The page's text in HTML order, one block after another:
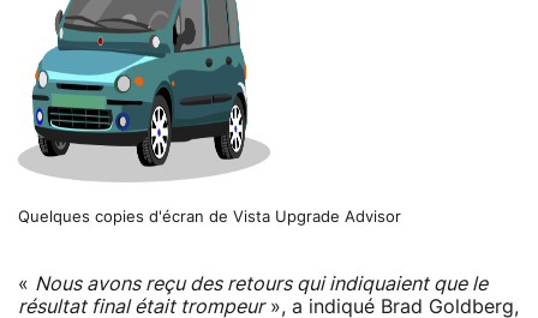
Quelques copies d'écran de Vista Upgrade Advisor
« Nous avons reçu des retours qui indiquaient que le
résultat final était trompeur», a indiqué Brad Goldberg,